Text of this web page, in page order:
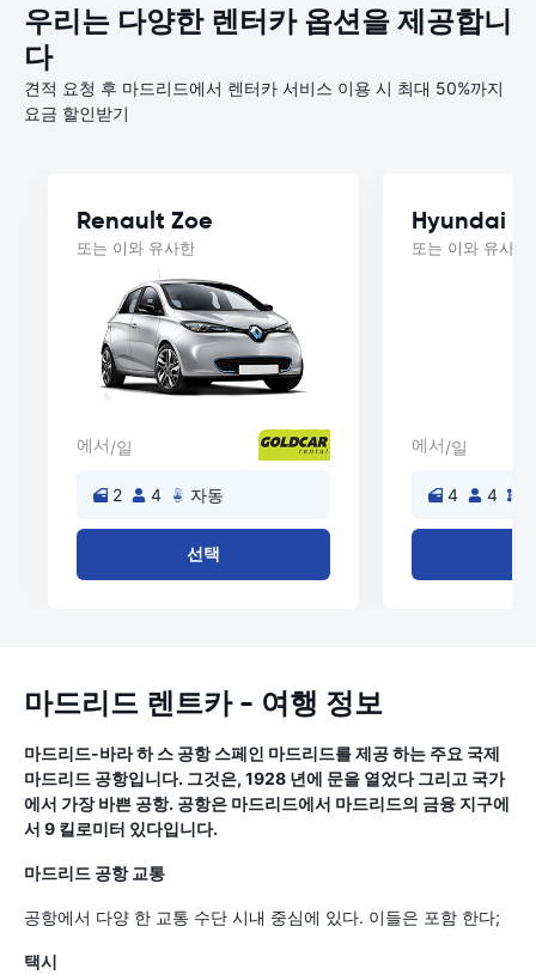
우리는 다양한 렌터카 옵션을 제공합니
다
견적 요청 후 마드리드에서 렌터카 서비스 이용 시 최대 50%까지
요금 할인받기
Renault Zoe
또는 이와 유사한
에서/일
2 4 자동
선택
Hyundai
또는 이와 유사한
에서/일
4 4
마드리드 렌트카 - 여행 정보
마드리드-바라 하 스 공항 스페인 마드리드를 제공 하는 주요 국제
마드리드 공항입니다. 그것은, 1928 년에 문을 열었다 그리고 국가
에서 가장 바쁜 공항. 공항은 마드리드에서 마드리드의 금융 지구에
서 9 킬로미터 있다입니다.
마드리드 공항 교통
공항에서 다양 한 교통 수단 시내 중심에 있다. 이들은 포함 한다;
택시